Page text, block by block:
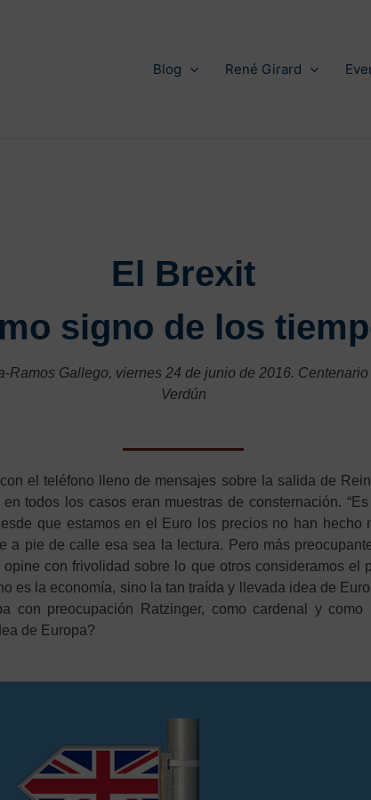
Blog René Girard
El Brexit
signo de los
Ramos Gallego, viernes 24 de junio de 2016.
Verdún
el teléfono lleno de mensajes sobre la salida de
en todos los casos eran muestras de consternación.
que estamos en el Euro los precios no han hecho
a pie de calle esa sea la lectura. Pero más
opine con frivolidad sobre lo que otros consideramos el
es la economía, sino la tan traída y llevada idea de
con preocupación Ratzinger, como cardenal y como
de Europa?